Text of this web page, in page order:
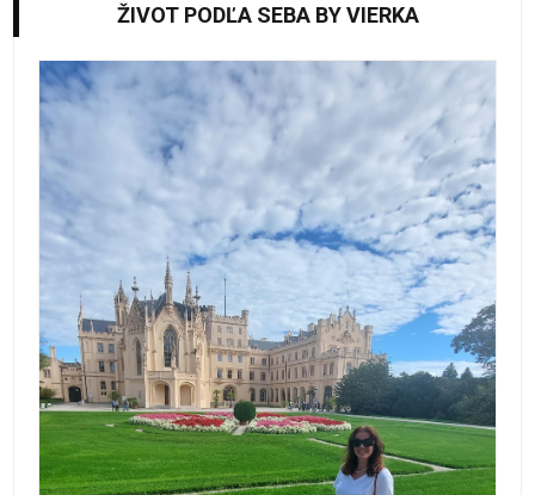
ŽIVOT PODĽA SEBA BY VIERKA